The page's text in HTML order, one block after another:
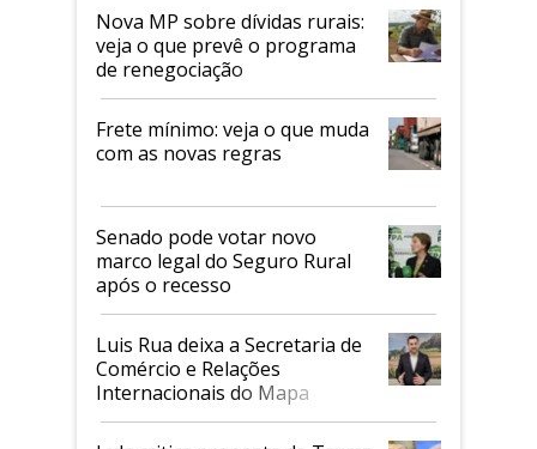
Nova MP sobre dívidas rurais:
veja o que prevê o programa
de renegociação
Frete mínimo: veja o que muda
com as novas regras
Senado pode votar novo
marco legal do Seguro Rural
após o recesso
Luis Rua deixa a Secretaria de
Comércio e Relações
Internacionais do Mapa